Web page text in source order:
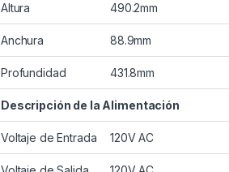
Altura 490.2mm
Anchura 88.9mm
Profundidad 431.8mm
Descripción de la Alimentación
Voltaje de Entrada 120V AC